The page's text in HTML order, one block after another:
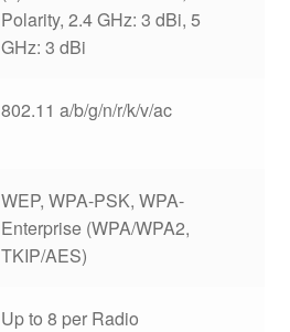
Polarity, 2.4 GHz: 3 dBi, 5
GHz: 3 dBi
802.11 a/b/g/n/r/k/v/ac
WEP, WPA-PSK, WPA-
Enterprise (WPA/WPA2,
TKIP/AES)
Up to 8 per Radio